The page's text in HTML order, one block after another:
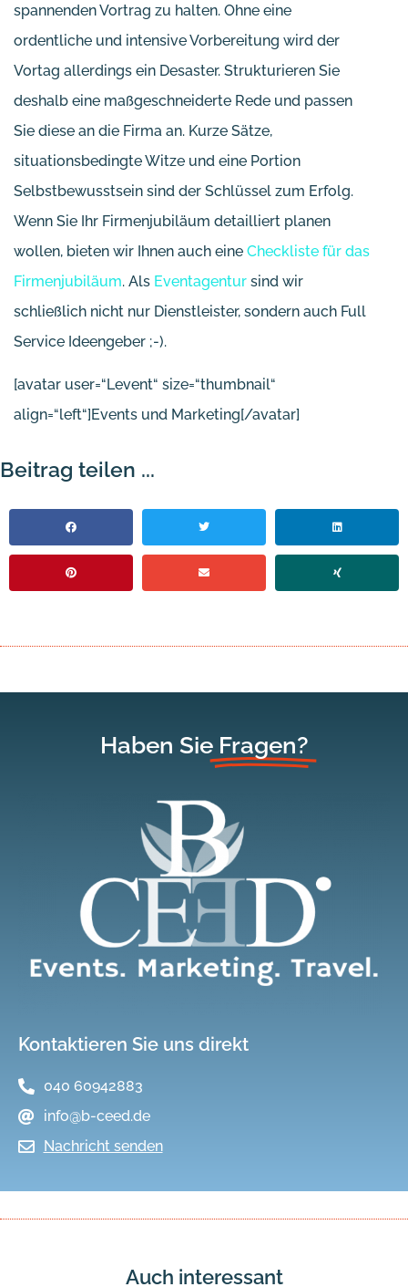
spannenden Vortrag zu halten. Ohne eine
ordentliche und intensive Vorbereitung wird der
Vortag allerdings ein Desaster. Strukturieren Sie
deshalb eine maßgeschneiderte Rede und passen
Sie diese an die Firma an. Kurze Sätze,
situationsbedingte Witze und eine Portion
Selbstbewusstsein sind der Schlüssel zum Erfolg.
Wenn Sie Ihr Firmenjubiläum detailliert planen
wollen, bieten wir Ihnen auch eine Checkliste für das
Firmenjubiläum. Als Eventagentur sind wir
schließlich nicht nur Dienstleister, sondern auch Full
Service Ideengeber ;-).
[avatar user=“Levent“ size=“thumbnail“
align=“left“]Events und Marketing[/avatar]
Beitrag teilen ...
Haben Sie Fragen?
Kontaktieren Sie uns direkt
040 60942883
info@b-ceed.de
Nachricht senden
Auch interessant